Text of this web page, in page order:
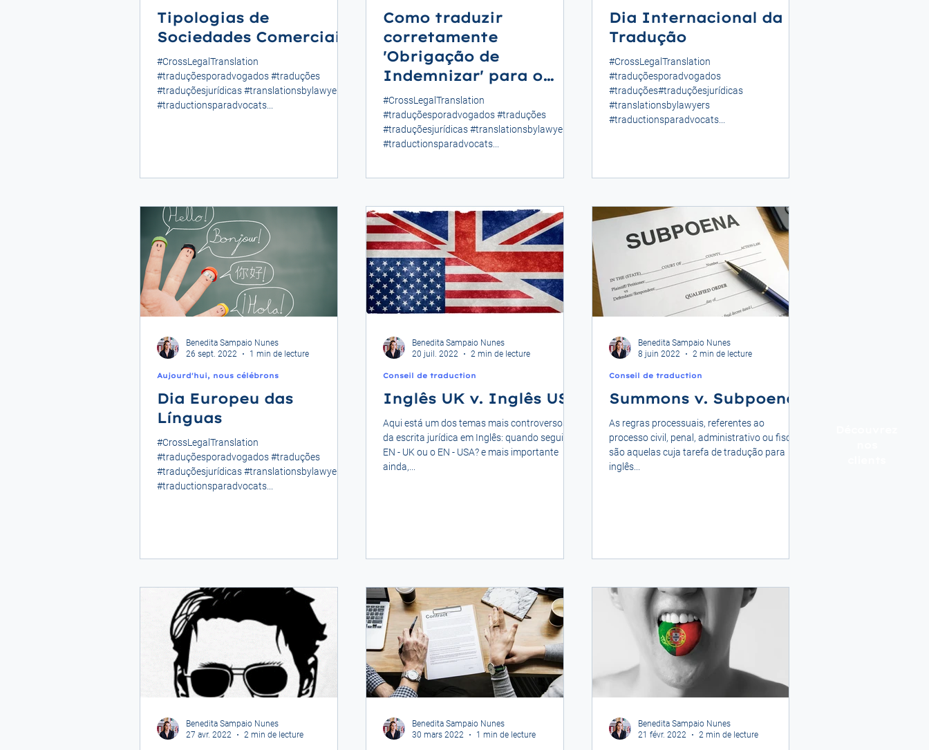
Tipologias de
Sociedades Comerciais
#CrossLegalTranslation
#traduçõesporadvogados #traduções
#traduçõesjurídicas #translationsbylawyers
#traductionsparadvocats...
Como traduzir
corretamente
'Obrigação de
Indemnizar' para o
inglês jurídico?
#CrossLegalTranslation
#traduçõesporadvogados #traduções
#traduçõesjurídicas #translationsbylawyers
#traductionsparadvocats...
Dia Internacional da
Tradução
#CrossLegalTranslation
#traduçõesporadvogados
#traduções#traduçõesjurídicas
#translationsbylawyers
#traductionsparadvocats...
Dia Europeu das
Línguas
#CrossLegalTranslation
#traduçõesporadvogados #traduções
#traduçõesjurídicas #translationsbylawyers
#traductionsparadvocats...
Aujourd'hui, nous célébrons
Benedita Sampaio Nunes
26 sept. 2022
1 min de lecture
Inglês UK v. Inglês USA
Aqui está um dos temas mais controversos
da escrita jurídica em Inglês: quando seguir o
EN - UK ou o EN - USA? e mais importante
ainda,...
Conseil de traduction
Benedita Sampaio Nunes
20 juil. 2022
2 min de lecture
Summons v. Subpoena
As regras processuais, referentes ao
processo civil, penal, administrativo ou fiscal,
são aquelas cuja tarefa de tradução para
inglês...
Conseil de traduction
Benedita Sampaio Nunes
8 juin 2022
2 min de lecture
Benedita Sampaio Nunes
27 avr. 2022
2 min de lecture
Benedita Sampaio Nunes
30 mars 2022
1 min de lecture
Benedita Sampaio Nunes
21 févr. 2022
2 min de lecture